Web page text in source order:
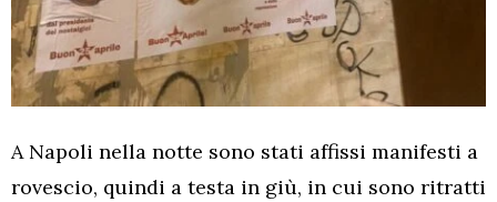
A Napoli nella notte sono stati affissi manifesti a
rovescio, quindi a testa in giù, in cui sono ritratti